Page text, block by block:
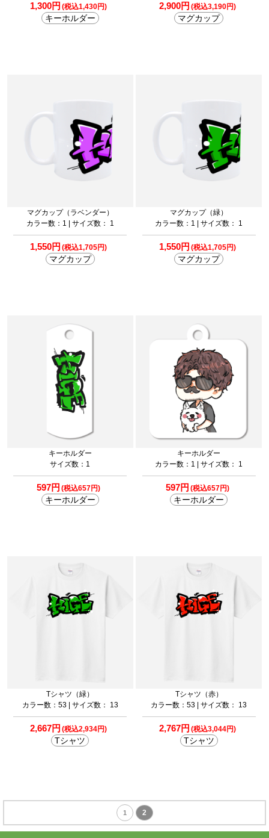
1,300円 (税込1,430円)
キーホルダー
2,900円 (税込3,190円)
マグカップ
マグカップ（ラベンダー）
カラー数：1 | サイズ数： 1
1,550円 (税込1,705円)
マグカップ
マグカップ（緑）
カラー数：1 | サイズ数： 1
1,550円 (税込1,705円)
マグカップ
キーホルダー
サイズ数：1
597円 (税込657円)
キーホルダー
キーホルダー
カラー数：1 | サイズ数： 1
597円 (税込657円)
キーホルダー
Tシャツ（緑）
カラー数：53 | サイズ数： 13
2,667円 (税込2,934円)
Tシャツ
Tシャツ（赤）
カラー数：53 | サイズ数： 13
2,767円 (税込3,044円)
Tシャツ
1 2